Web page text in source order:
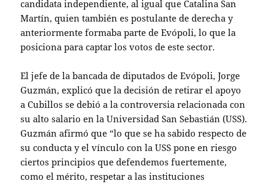
candidata independiente, al igual que Catalina San
Martín, quien también es postulante de derecha y
anteriormente formaba parte de Evópoli, lo que la
posiciona para captar los votos de este sector.
El jefe de la bancada de diputados de Evópoli, Jorge
Guzmán, explicó que la decisión de retirar el apoyo
a Cubillos se debió a la controversia relacionada con
su alto salario en la Universidad San Sebastián (USS).
Guzmán afirmó que “lo que se ha sabido respecto de
su conducta y el vínculo con la USS pone en riesgo
ciertos principios que defendemos fuertemente,
como el mérito, respetar a las instituciones